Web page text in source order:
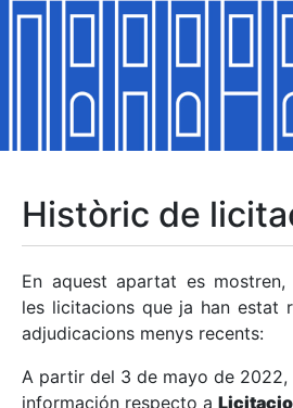
Mostra/Amaga
Mostra/Amaga
Mostra/Amaga
Mostra/Amaga
Històric de
En aquest apartat es
les licitacions que ja han estat
adjudicacions menys recents:
A partir del 3 de mayo de 2022,
información respecto a